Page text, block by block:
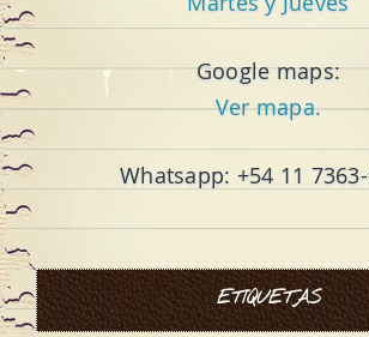
Google maps:
Ver mapa.
Whatsapp: +54 11
ETIQUETAS